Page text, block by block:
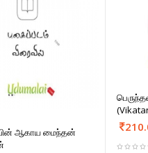
ஆகாய மைந்தன்